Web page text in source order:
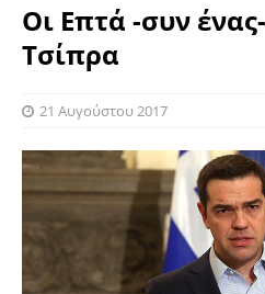
Οι Επτά -συν
Τσίπρα
21 Αυγούστου 2017